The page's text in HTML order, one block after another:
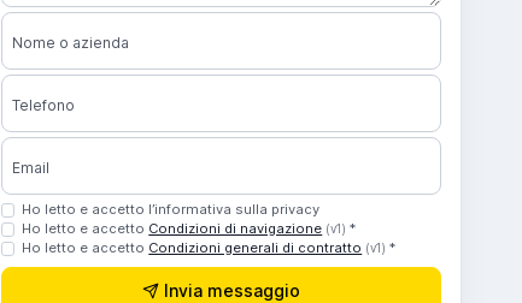
Nome o azienda
Telefono
Email
Ho letto e accetto l’informativa sulla privacy
Ho letto e accetto Condizioni di navigazione (v1) *
Ho letto e accetto Condizioni generali di contratto (v1) *
Invia messaggio